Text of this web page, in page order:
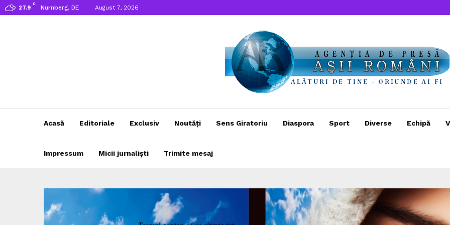
27.9
C
Nürnberg, DE August 7, 2026
Acasă Editoriale Exclusiv Noutăți Sens Giratoriu Diaspora Sport Diverse Echipă
Impressum Micii jurnaliști Trimite mesaj